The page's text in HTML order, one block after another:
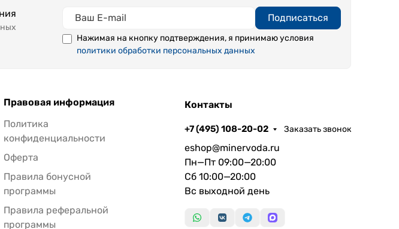
Подписаться
Нажимая на кнопку подтверждения, я принимаю условия
политики обработки персональных данных
Правовая информация
Политика
конфиденциальности
Оферта
Правила бонусной
программы
Правила реферальной
программы
Контакты
+7 (495) 108-20-02 Заказать звонок
eshop@minervoda.ru
Пн—Пт 09:00—20:00
Сб 10:00—20:00
Вс выходной день